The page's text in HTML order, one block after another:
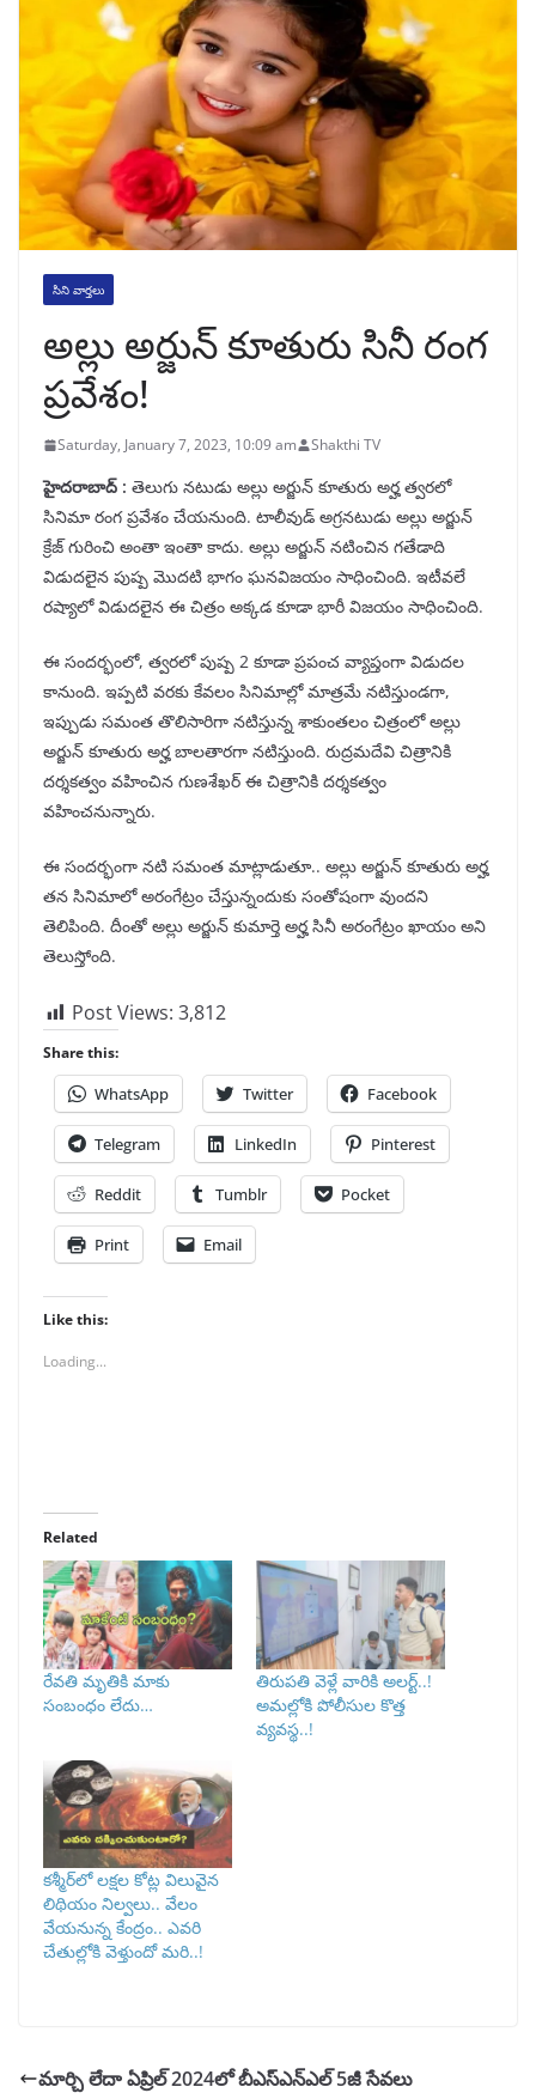
సిని వార్తలు
అల్లు అర్జున్ కూతురు సినీ రంగ
ప్రవేశం!
Saturday, January 7, 2023, 10:09 am Shakthi TV
హైదరాబాద్ : తెలుగు నటుడు అల్లు అర్జున్ కూతురు అర్హ త్వరలో
సినిమా రంగ ప్రవేశం చేయనుంది. టాలీవుడ్ అగ్రనటుడు అల్లు అర్జున్‌
క్రేజ్ గురించి అంతా ఇంతా కాదు. అల్లు అర్జున్ నటించిన గతేడాది
విడుదలైన పుష్ప మొదటి భాగం ఘనవిజయం సాధించింది. ఇటీవలే
రష్యాలో విడుదలైన ఈ చిత్రం అక్కడ కూడా భారీ విజయం సాధించింది.
ఈ సందర్భంలో, త్వరలో పుష్ప 2 కూడా ప్రపంచ వ్యాప్తంగా విడుదల
కానుంది. ఇప్పటి వరకు కేవలం సినిమాల్లో మాత్రమే నటిస్తుండగా,
ఇప్పుడు సమంత తొలిసారిగా నటిస్తున్న శాకుంతలం చిత్రంలో అల్లు
అర్జున్ కూతురు అర్హ బాలతారగా నటిస్తుంది. రుద్రమదేవి చిత్రానికి
దర్శకత్వం వహించిన గుణశేఖర్ ఈ చిత్రానికి దర్శకత్వం
వహించనున్నారు.
ఈ సందర్భంగా నటి సమంత మాట్లాడుతూ.. అల్లు అర్జున్ కూతురు అర్హ
తన సినిమాలో అరంగేట్రం చేస్తున్నందుకు సంతోషంగా వుందని
తెలిపింది. దీంతో అల్లు అర్జున్ కుమార్తె అర్హ సినీ అరంగేట్రం ఖాయం అని
తెలుస్తోంది.
Post Views: 3,812
Share this:
WhatsApp Twitter Facebook
Telegram LinkedIn Pinterest
Reddit Tumblr Pocket
Print Email
Like this:
Loading...
Related
రేవతి మృ‌తికి మాకు
సంబంధం లేదు…
తిరుపతి వెళ్లే వారికి అలర్ట్..!
అమల్లోకి పోలీసుల కొత్త
వ్యవస్థ..!
కశ్మీర్‌లో లక్షల కోట్ల విలువైన
లిథియం నిల్వలు.. వేలం
వేయనున్న కేంద్రం.. ఎవరి
చేతుల్లోకి వెళ్తుందో మరి..!
మార్చి లేదా ఏప్రిల్ 2024లో బీఎస్ఎన్ఎల్ 5జీ సేవలు